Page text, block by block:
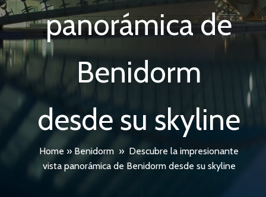
panorámica de
Benidorm
desde su skyline
Home » Benidorm » Descubre la impresionante
vista panorámica de Benidorm desde su skyline